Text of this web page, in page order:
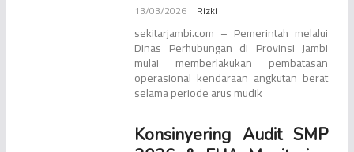
13/03/2026 Rizki
sekitarjambi.com – Pemerintah melalui
Dinas Perhubungan di Provinsi Jambi
mulai memberlakukan pembatasan
operasional kendaraan angkutan berat
selama periode arus mudik
Konsinyering Audit SMP